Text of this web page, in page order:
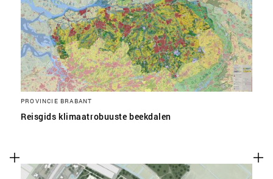
PROVINCIE BRABANT
Reisgids klimaatrobuuste beekdalen